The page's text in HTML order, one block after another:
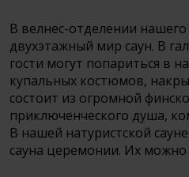
В велнес-отделении
двухэтажный мир саун. В
гости могут попариться в
купальных костюмов,
состоит из огромной
приключенческого душа,
В нашей натуристской
сауна церемонии. Их можно